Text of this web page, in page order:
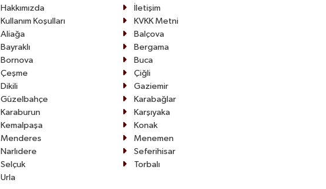
Hakkımızda
İletişim
Kullanım Koşulları
KVKK Metni
Aliağa
Balçova
Bayraklı
Bergama
Bornova
Buca
Çeşme
Çiğli
Dikili
Gaziemir
Güzelbahçe
Karabağlar
Karaburun
Karşıyaka
Kemalpaşa
Konak
Menderes
Menemen
Narlıdere
Seferihisar
Selçuk
Torbalı
Urla